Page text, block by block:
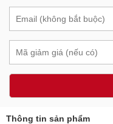
Thông tin sản phẩm